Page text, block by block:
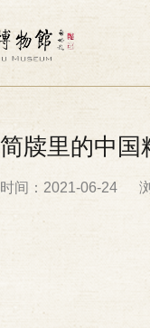
简牍里的中国
时间：2021-06-24